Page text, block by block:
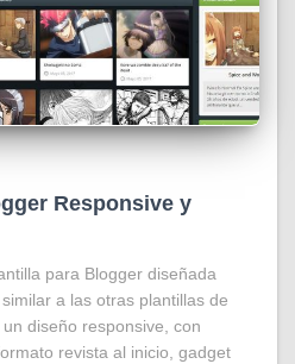
Responsive y
para Blogger diseñada
a las otras plantillas de
diseño responsive, con
revista al inicio, gadget